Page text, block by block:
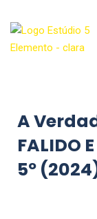
A
FALIDO
5º